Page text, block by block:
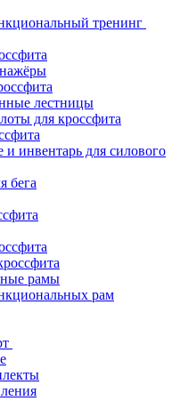
тренинг
лестницы
для кроссфита
и инвентарь для силового
бега
рамы
рам